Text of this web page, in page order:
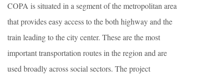
COPA is situated in a segment of the metropolitan area
that provides easy access to the both highway and the
train leading to the city center. These are the most
important transportation routes in the region and are
used broadly across social sectors. The project